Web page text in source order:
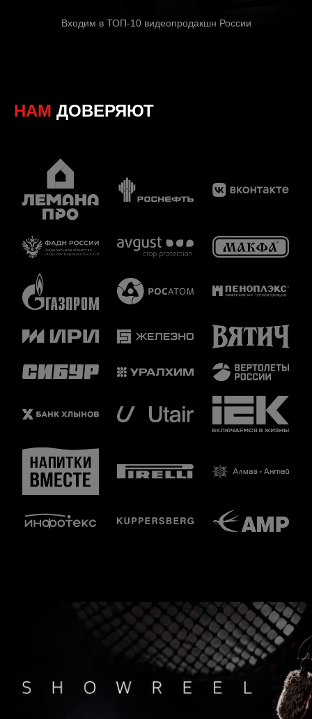
Входим в ТОП-10 видеопродакшн России
НАМ ДОВЕРЯЮТ